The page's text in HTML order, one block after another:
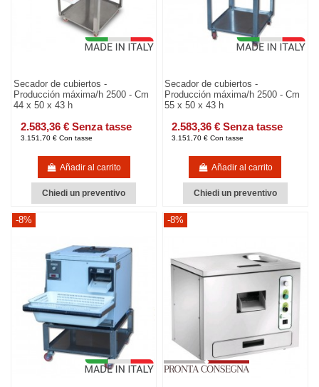
Secador de cubiertos -
Producción máxima/h 2500 - Cm
44 x 50 x 43 h
2.583,36 € Senza tasse
3.151,70 € Con tasse
Añadir al carrito
Chiedi un preventivo
Secador de cubiertos -
Producción máxima/h 2500 - Cm
55 x 50 x 43 h
2.583,36 € Senza tasse
3.151,70 € Con tasse
Añadir al carrito
Chiedi un preventivo
-8% -8%